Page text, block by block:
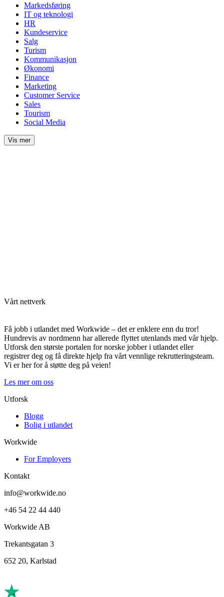
Markedsføring
IT og teknologi
HR
Kundeservice
Salg
Turism
Kommunikasjon
Økonomi
Finance
Marketing
Customer Service
Sales
Tourism
Social Media
Vis mer
Vårt nettverk
Få jobb i utlandet med Workwide – det er enklere enn du tror!
Hundrevis av nordmenn har allerede flyttet utenlands med vår hjelp.
Utforsk den største portalen for norske jobber i utlandet eller
registrer deg og få direkte hjelp fra vårt vennlige rekrutteringsteam.
Vi er her for å støtte deg på veien!
Les mer om oss
Utforsk
Blogg
Bolig i utlandet
Workwide
For Employers
Kontakt
info@workwide.no
+46 54 22 44 440
Workwide AB
Trekantsgatan 3
652 20, Karlstad